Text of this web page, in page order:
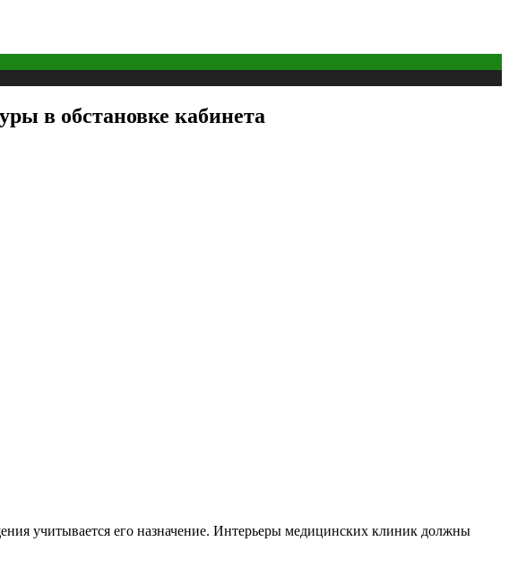
в обстановке кабинета
учитывается его назначение. Интерьеры медицинских клиник должны